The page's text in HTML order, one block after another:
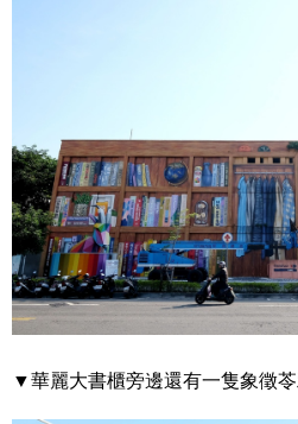
▼華麗大書櫃旁邊還有一隻象徵